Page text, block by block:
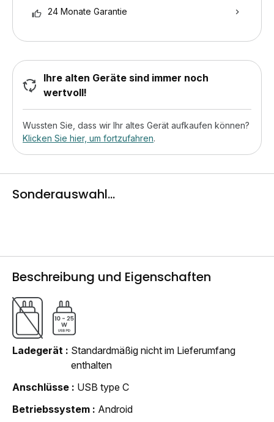
24 Monate Garantie
Ihre alten Geräte sind immer noch
wertvoll!
Wussten Sie, dass wir Ihr altes Gerät aufkaufen können?
Klicken Sie hier, um fortzufahren.
Sonderauswahl...
Beschreibung und Eigenschaften
Ladegerät
Standardmäßig nicht im Lieferumfang
enthalten
Anschlüsse
USB type C
Betriebssystem
Android